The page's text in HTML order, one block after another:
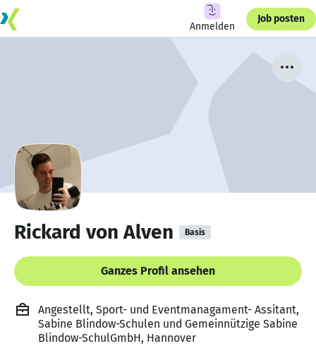
Anmelden
Job posten
Rickard von Alven Basis
Ganzes Profil ansehen
Angestellt, Sport- und Eventmanagament- Assitant,
Sabine Blindow-Schulen und Gemeinnützige Sabine
Blindow-SchulGmbH, Hannover